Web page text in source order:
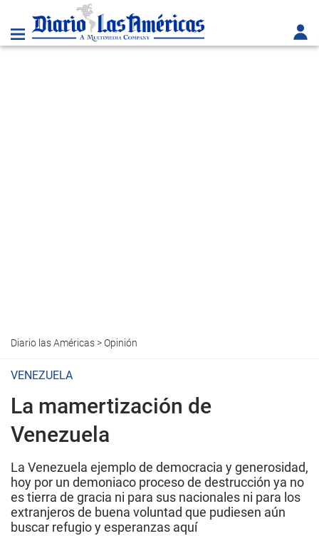
Diario las Américas>Opinión
VENEZUELA
La mamertización de
Venezuela
La Venezuela ejemplo de democracia y generosidad,
hoy por un demoniaco proceso de destrucción ya no
es tierra de gracia ni para sus nacionales ni para los
extranjeros de buena voluntad que pudiesen aún
buscar refugio y esperanzas aquí